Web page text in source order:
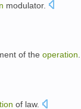
modulator.
of the operation.
of law.